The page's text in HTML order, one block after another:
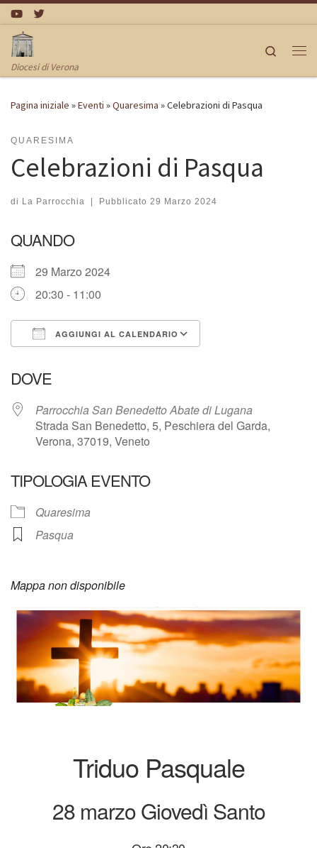
Passa al contenuto
Diocesi di Verona
Search
Pagina iniziale »Eventi »Quaresima »Celebrazioni di Pasqua
QUARESIMA
Celebrazioni di Pasqua
di La Parrocchia | Pubblicato 29 Marzo 2024
QUANDO
29 Marzo 2024
20:30 - 11:00
AGGIUNGI AL CALENDARIO
DOVE
Parrocchia San Benedetto Abate di Lugana
Strada San Benedetto, 5, Peschiera del Garda,
Verona, 37019, Veneto
TIPOLOGIA EVENTO
Quaresima
Pasqua
Mappa non disponibile
Triduo Pasquale
28 marzo Giovedì Santo